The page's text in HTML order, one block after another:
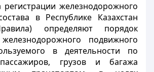
регистрации железнодорожного
в Республике Казахстан
определяют порядок
подвижного
в деятельности по
грузов и багажа